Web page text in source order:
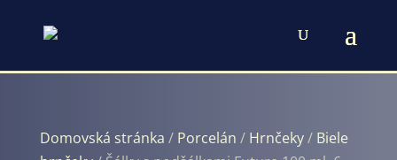
Domovská stránka / Porcelán / Hrnčeky/ Biele